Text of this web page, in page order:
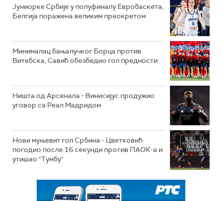
Јуниорке Србије у полуфиналу Евробаскета,
Белгија поражена великим преокретом
Минималац бањалучког Борца против
Витебска, Савић обезбедио гол предности
Ништа од Арсенала - Винисијус продужио
уговор са Реал Мадридом
Нови муњевит гол Србина - Цветковић
погодио после 16 секунди против ПАОК-а и
утишао "Тумбу"